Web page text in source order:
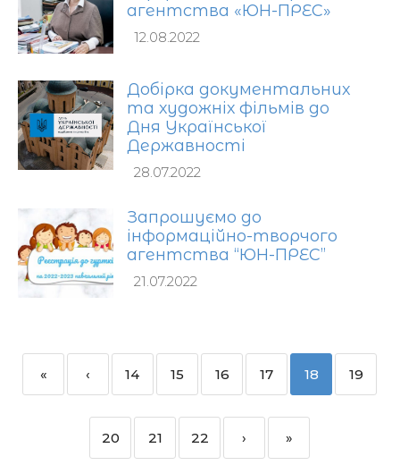
агентства «ЮН-ПРЕС»
12.08.2022
Добірка документальних
та художніх фільмів до
Дня Української
Державності
28.07.2022
Запрошуємо до
інформаційно-творчого
агентства “ЮН-ПРЕС”
21.07.2022
« ‹ 14 15 16 17 18 19
20 21 22 › »